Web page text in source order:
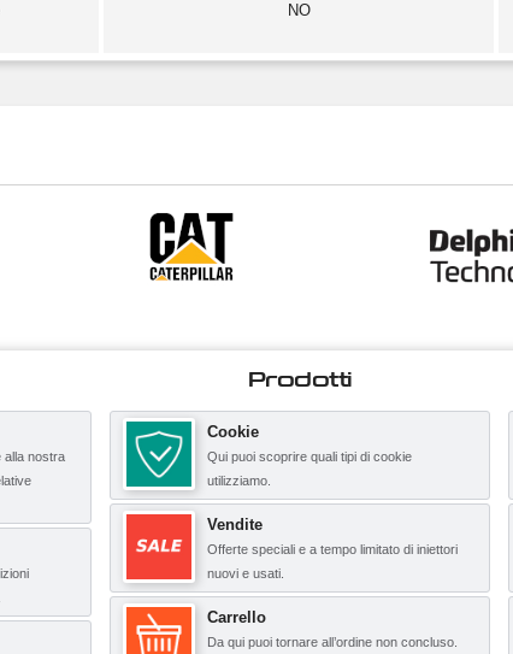
NO
alla nostra
Prodotti
Cookie
Qui puoi scoprire quali tipi di cookie
utilizziamo.
Vendite
Offerte speciali e a tempo limitato di iniettori
nuovi e usati.
Carrello
Da qui puoi tornare all’ordine non concluso.